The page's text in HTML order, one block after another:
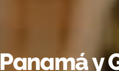
Panamá y